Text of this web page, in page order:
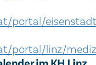
portal/
portal/linz/